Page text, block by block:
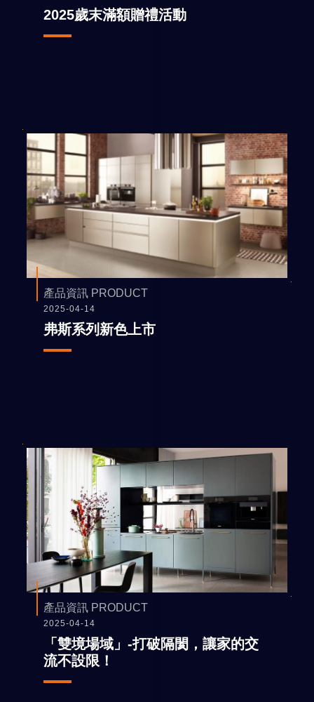
2025歲末滿額贈禮活動
產品資訊 PRODUCT
2025-04-14
弗斯系列新色上市
產品資訊 PRODUCT
2025-04-14
「雙境場域」-打破隔閡，讓家的交
流不設限！